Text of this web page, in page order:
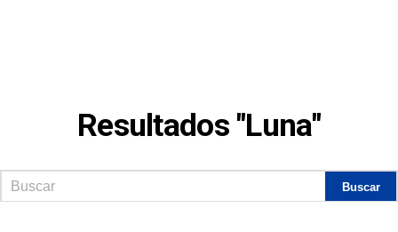
Resultados "Luna"